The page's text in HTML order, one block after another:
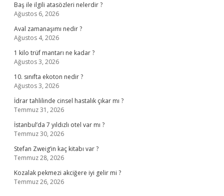
Baş ile ilgili atasözleri nelerdir ?
Ağustos 6, 2026
Aval zamanaşımı nedir ?
Ağustos 4, 2026
1 kilo trüf mantarı ne kadar ?
Ağustos 3, 2026
10. sınıfta ekoton nedir ?
Ağustos 3, 2026
İdrar tahlilinde cinsel hastalık çıkar mı ?
Temmuz 31, 2026
İstanbul’da 7 yıldızlı otel var mı ?
Temmuz 30, 2026
Stefan Zweig’in kaç kitabı var ?
Temmuz 28, 2026
Kozalak pekmezi akciğere iyi gelir mi ?
Temmuz 26, 2026